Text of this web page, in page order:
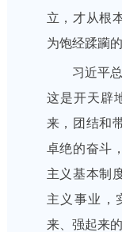
立，才从根
为饱经蹂躏
习近平
这是开天辟
来，团结和
卓绝的奋斗
主义基本制
主义事业，
来、强起来